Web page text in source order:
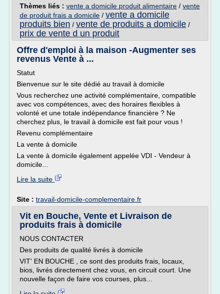
Thèmes liés : vente a domicile produit alimentaire / vente
de produit frais a domicile / vente a domicile
produits bien / vente de produits a domicile /
prix de vente d un produit
Offre d'emploi à la maison -Augmenter ses
revenus Vente à ...
Statut
Bienvenue sur le site dédié au travail à domicile
Vous recherchez une activité complémentaire, compatible
avec vos compétences, avec des horaires flexibles à
volonté et une totale indépendance financière ? Ne
cherchez plus, le travail à domicile est fait pour vous !
Revenu complémentaire
La vente à domicile
La vente à domicile également appelée VDI - Vendeur à
domicile...
Lire la suite
Site : travail-domicile-complementaire.fr
Vit en Bouche, Vente et Livraison de
produits frais à domicile
NOUS CONTACTER
Des produits de qualité livrés à domicile
VIT' EN BOUCHE , ce sont des produits frais, locaux,
bios, livrés directement chez vous, en circuit court. Une
nouvelle façon de faire vos courses, plus...